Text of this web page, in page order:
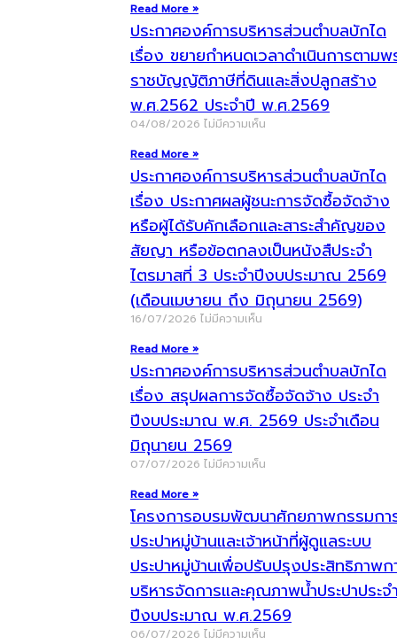
Read More »
ประกาศองค์การบริหารส่วนตำบลบักได
เรื่อง ขยายกำหนดเวลาดำเนินการตามพ
ราชบัญญัติภาษีที่ดินและสิ่งปลูกสร้าง
พ.ศ.2562 ประจำปี พ.ศ.2569
04/08/2026 ไม่มีความเห็น
Read More »
ประกาศองค์การบริหารส่วนตำบลบักได
เรื่อง ประกาศผลผู้ชนะการจัดซื้อจัดจ้าง
หรือผู้ได้รับคักเลือกและสาระสำคัญของ
สัยญา หรือข้อตกลงเป็นหนังสืประจำ
ไตรมาสที่ 3 ประจำปีงบประมาณ 2569
(เดือนเมษายน ถึง มิถุนายน 2569)
16/07/2026 ไม่มีความเห็น
Read More »
ประกาศองค์การบริหารส่วนตำบลบักได
เรื่อง สรุปผลการจัดซื้อจัดจ้าง ประจำ
ปีงบประมาณ พ.ศ. 2569 ประจำเดือน
มิถุนายน 2569
07/07/2026 ไม่มีความเห็น
Read More »
โครงการอบรมพัฒนาศักยภาพกรรมกา
ประปาหมู่บ้านและเจ้าหน้าที่ผู้ดูแลระบบ
ประปาหมู่บ้านเพื่อปรับปรุงประสิทธิภาพก
บริหารจัดการและคุณภาพน้ำประปาประจ
ปีงบประมาณ พ.ศ.2569
06/07/2026 ไม่มีความเห็น